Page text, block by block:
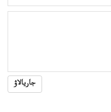
جاريالاۋ